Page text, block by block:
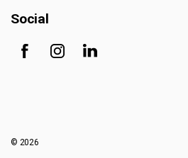
Social
© 2026